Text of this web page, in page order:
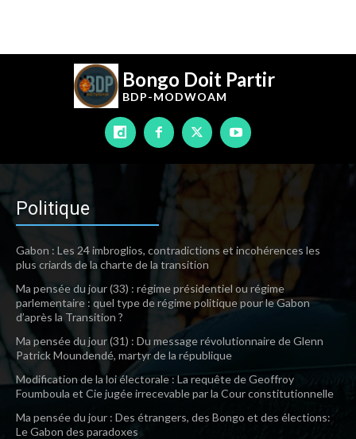
Bongo Doit Partir
BDP-MODWOAM
Politique
Gabon : Les 24 imbroglios, contradictions et incohérences les
plus criards de la charte de la transition
Ma pensée du jour (33) : régime présidentiel ou régime
parlementaire : quel type de régime politique pour le Gabon
d’après la Transition ?
Ma pensée du jour (31) : Du message révolutionnaire de Glenn
Patrick Moundendé, martyr de la république
Modification de la loi électorale : La requête de Geoffroy
Foumboula et Cie jugée irrecevable par la Cour constitutionnelle
Ma pensée du jour : Des étrangers, des Bongo et des élections:
Le Gabon des paradoxes